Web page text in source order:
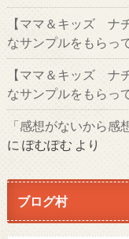
【ママ＆キッズ ナ
なサンプルをもらっ
【ママ＆キッズ ナ
なサンプルをもらっ
「感想がないから
に ぽむぽむ より
ブログ村